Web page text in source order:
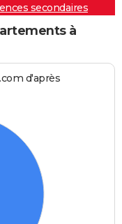
secondaires
à
d'après